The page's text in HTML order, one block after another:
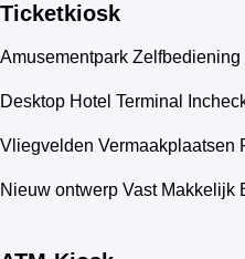
Ticketkiosk
Amusementpark
Desktop Hotel Terminal
Vliegvelden Vermaakplaatsen
Nieuw ontwerp Vast